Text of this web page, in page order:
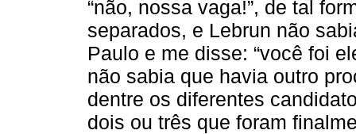
“não, nossa vaga!”, de tal
separados, e Lebrun não
Paulo e me disse: “você foi
não sabia que havia outro
dentre os diferentes
dois ou três que foram